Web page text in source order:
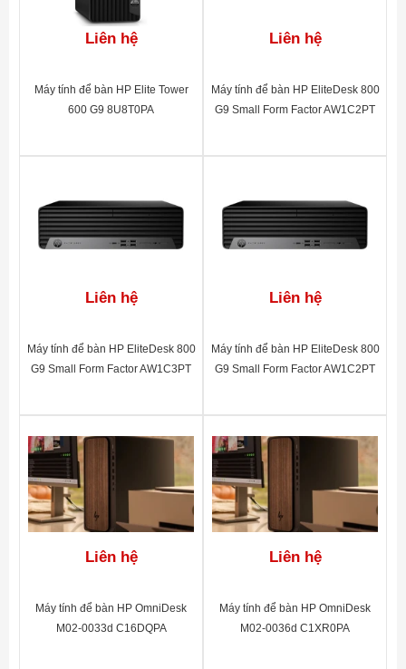
Liên hệ
Máy tính để bàn HP Elite Tower
600 G9 8U8T0PA
Liên hệ
Máy tính để bàn HP EliteDesk 800
G9 Small Form Factor AW1C2PT
Liên hệ
Máy tính để bàn HP EliteDesk 800
G9 Small Form Factor AW1C3PT
Liên hệ
Máy tính để bàn HP EliteDesk 800
G9 Small Form Factor AW1C2PT
Liên hệ
Máy tính để bàn HP OmniDesk
M02-0033d C16DQPA
Liên hệ
Máy tính để bàn HP OmniDesk
M02-0036d C1XR0PA